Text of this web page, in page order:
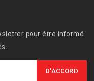
pour être informé